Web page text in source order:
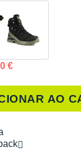
€
AO